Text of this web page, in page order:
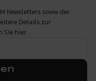
Newsletters sowie der
Details zur
Siehier.